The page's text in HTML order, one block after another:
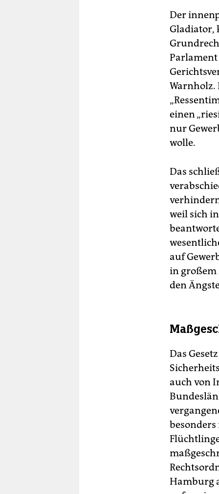
Der
Gladiator,
Parlament
Warnholz.
einen
nur
wolle.
Das
weil sich
auf
in großem
den
Das
auch von
Hamburg